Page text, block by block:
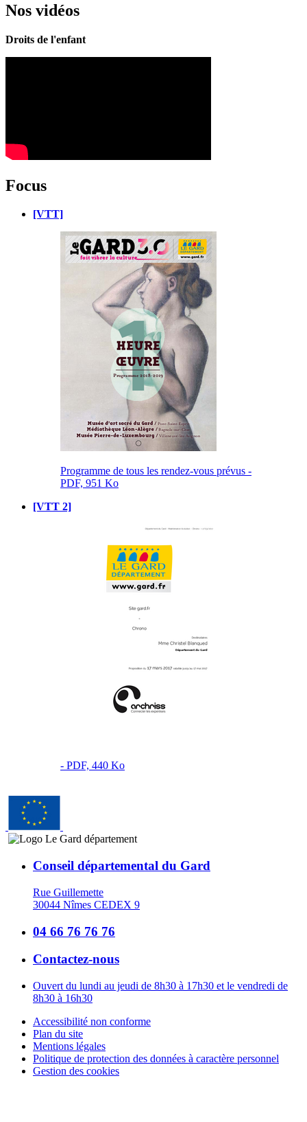
Nos vidéos
Droits de l'enfant
Focus
[VTT]
Programme de tous les rendez-vous prévus -
PDF, 951 Ko
[VTT 2]
- PDF, 440 Ko
Conseil départemental du Gard
Rue Guillemette
30044 Nîmes CEDEX 9
04 66 76 76 76
Contactez-nous
Ouvert du lundi au jeudi de 8h30 à 17h30 et le vendredi de
8h30 à 16h30
Accessibilité non conforme
Plan du site
Mentions légales
Politique de protection des données à caractère personnel
Gestion des cookies